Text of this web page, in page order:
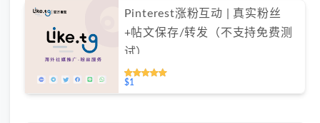
Pinterest涨粉互动 | 真实粉丝
+帖文保存/转发（不支持免费测
试）
$1